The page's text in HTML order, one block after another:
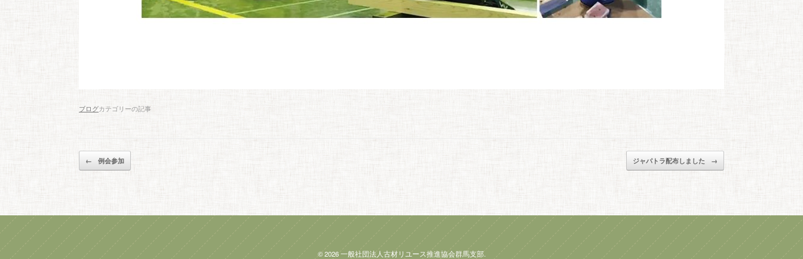
ブログカテゴリーの記事
投稿ナビゲーション
← 例会参加 ジャパトラ配布しました →
© 2026 一般社団法人古材リユース推進協会群馬支部.